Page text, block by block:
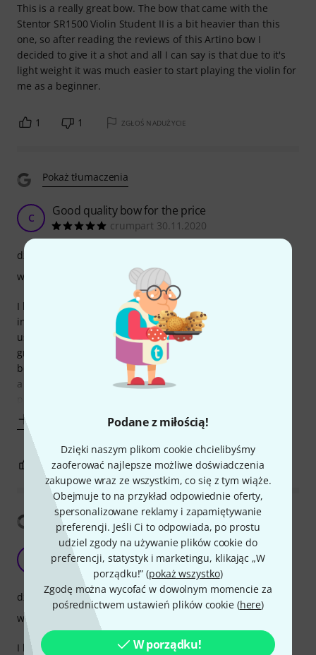
Podane z miłością!
Dzięki naszym plikom cookie chcielibyśmy
zaoferować najlepsze możliwe doświadczenia
zakupowe wraz ze wszystkim, co się z tym wiąże.
Obejmuje to na przykład odpowiednie oferty,
spersonalizowane reklamy i zapamiętywanie
preferencji. Jeśli Ci to odpowiada, po prostu
udziel zgody na używanie plików cookie do
preferencji, statystyk i marketingu, klikając „W
porządku!” (pokaż wszystko)
Zgodę można wycofać w dowolnym momencie za
pośrednictwem ustawień plików cookie (here)
W porządku!
This is a really great bow. The bow that came with the
Stentor SR1500 Violin Student II is a bit heavier than this
one, so after reading the reviews of this Artino bow I
decided to give it a shot and all I can say is that due to it's
light weight it was much easier to start playing the violin for
me as a beginner.
1 1 ZGŁOŚ NADUŻYCIE
Pokaż tłumaczenia
C Good quality bow for the price
crumpart 30.11.2020
I bought this as an upgrade to the bow that came with my
intermediate level violin. It’s much lighter than what I was
using and therefore a lot easier to manoeuvre, which is
great. I can more easily play using the whole length of the
bow now. Sometimes the tightening screw feels like it slips
a little, but that’s really my only complaint. Considering the
dźwięk
wykończenie
1 0 ZGŁOŚ NADUŻYCIE
Pokaż tłumaczenia
A good violin bow
S. Flavius Mercurius 01.01.2020
I bought this violin bow with the intention of using it on my
dźwięk
wykończenie